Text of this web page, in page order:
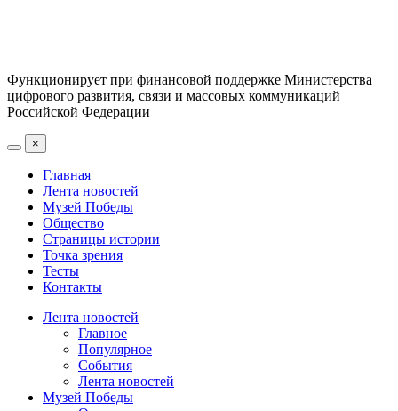
Функционирует при финансовой поддержке Министерства
цифрового развития, связи и массовых коммуникаций
Российской Федерации
×
Главная
Лента новостей
Музей Победы
Общество
Страницы истории
Точка зрения
Тесты
Контакты
Лента новостей
Главное
Популярное
События
Лента новостей
Музей Победы